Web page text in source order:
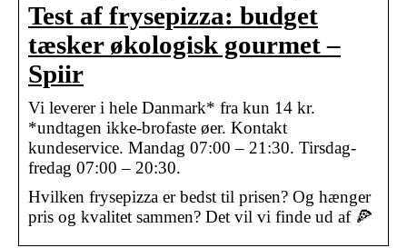
Test af frysepizza: budget
tæsker økologisk gourmet –
Spiir
Vi leverer i hele Danmark* fra kun 14 kr.
*undtagen ikke-brofaste øer. Kontakt
kundeservice. Mandag 07:00 – 21:30. Tirsdag-
fredag 07:00 – 20:30.
Hvilken frysepizza er bedst til prisen? Og hænger
pris og kvalitet sammen? Det vil vi finde ud af 🍕